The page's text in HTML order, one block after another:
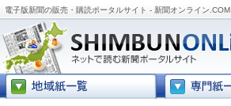
電子版新聞の販売・購読ポータルサイト - 新聞オンライン.COM